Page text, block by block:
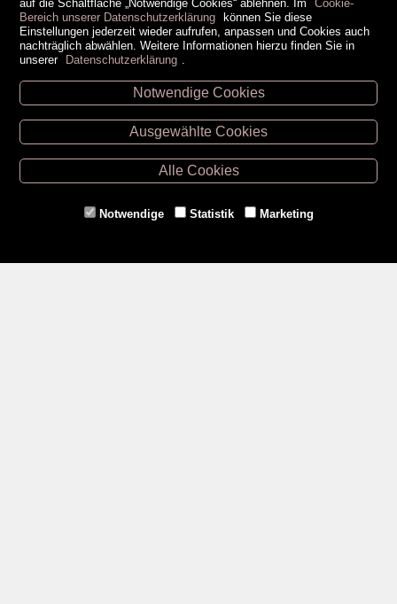
Unsere Öffnungszeiten
Retz -02942/20433
Hollabrunn -02952/30057
Eggenburg -02984/3836
Gmünd -
auf die Schaltfläche „Notwendige Cookies“ ablehnen. Im
Cookie-
Bereich unserer Datenschutzerklärung können Sie diese
Einstellungen jederzeit wieder aufrufen, anpassen und Cookies auch
nachträglich abwählen. Weitere Informationen hierzu finden Sie in
unserer Datenschutzerklärung
Notwendige Cookies
Ausgewählte Cookies
Alle Cookies
Notwendige Statistik Marketing